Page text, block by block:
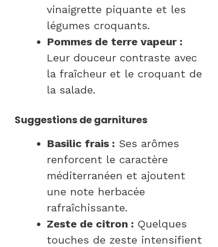
vinaigrette piquante et les
légumes croquants.
Pommes de terre vapeur :
Leur douceur contraste avec
la fraîcheur et le croquant de
la salade.
Suggestions de garnitures
Basilic frais : Ses arômes
renforcent le caractère
méditerranéen et ajoutent
une note herbacée
rafraîchissante.
Zeste de citron : Quelques
touches de zeste intensifient